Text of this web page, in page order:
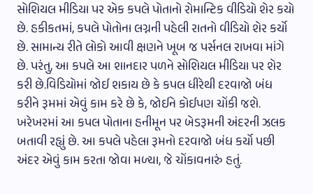
સોશિયલ મીડિયા પર એક કપલે પોતાનો રોમાન્ટિક વીડિયો શેર કયો
છે. હકીકતમાં, કપલે પોતોના લગ્નની પહેલી રાતનો વીડિયો શેર કર્યો
છે. સામાન્ય રીતે લોકો આવી ક્ષણને ખૂબ જ પર્સનલ રાખવા માંગે
છે. પરંતુ, આ કપલે આ શાનદાર પળને સોશિયલ મીડિયા પર શેર
કરી છે.વિડિયોમાં જોઈ શકાય છે કે કપલ ધીરેથી દરવાજો બંધ
કરીને રૂમમાં એવું કામ કરે છે કે, જોઈને કોઈપણ ચોંકી જશે.
ખરેખરમાં આ કપલ પોતાના હનીમૂન પર બેડરૂમની અંદરની ઝલક
બતાવી રહ્યું છે. આ કપલે પહેલા રૂમનો દરવાજો બંધ કર્યો પછી
અંદર એવું કામ કરતા જોવા મળ્યા, જે ચોંકાવનારું હતું.